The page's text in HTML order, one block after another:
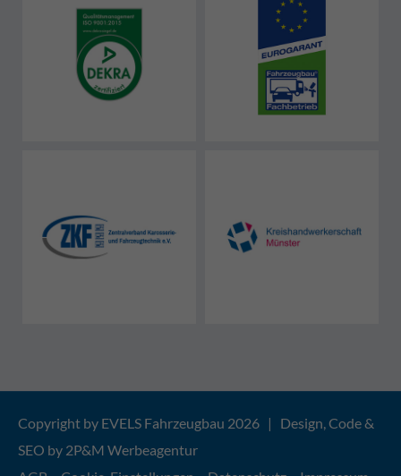
Copyright by EVELS Fahrzeugbau 2026 | Design, Code &
SEO by 2P&M Werbeagentur